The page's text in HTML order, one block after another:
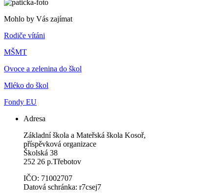
Mohlo by Vás zajímat
Rodiče vítáni
MŠMT
Ovoce a zelenina do škol
Mléko do škol
Fondy EU
Adresa
Základní škola a Mateřská škola Kosoř,
příspěvková organizace
Školská 38
252 26 p.Třebotov
IČO: 71002707
Datová schránka: r7csej7